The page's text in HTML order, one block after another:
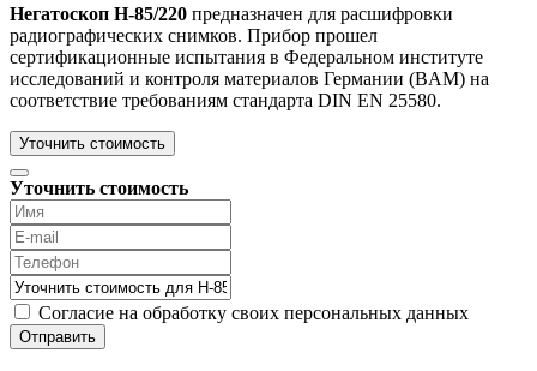
Негатоскоп Н-85/220 предназначен для расшифровки
радиографических снимков. Прибор прошел
сертификационные испытания в Федеральном институте
исследований и контроля материалов Германии (BAM) на
соответствие требованиям стандарта DIN EN 25580.
Уточнить стоимость
Уточнить стоимость
Согласие на обработку своих персональных данных
Отправить